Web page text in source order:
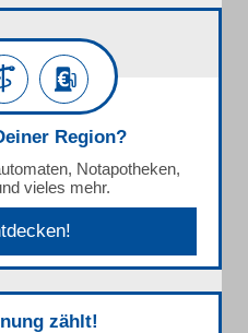
Region?
Notapotheken,
vieles mehr.
zählt!